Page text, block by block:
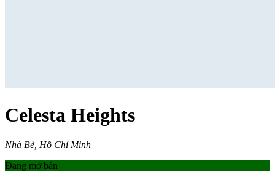
Celesta Heights
Nhà Bè, Hồ Chí Minh
Đang mở bán